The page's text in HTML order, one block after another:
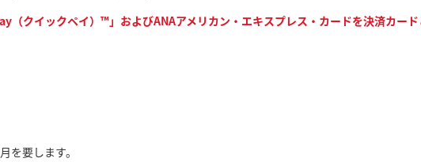
（クイックペイ）™」およびANAアメリカン・エキスプレス・カードを決済カー
を要します。